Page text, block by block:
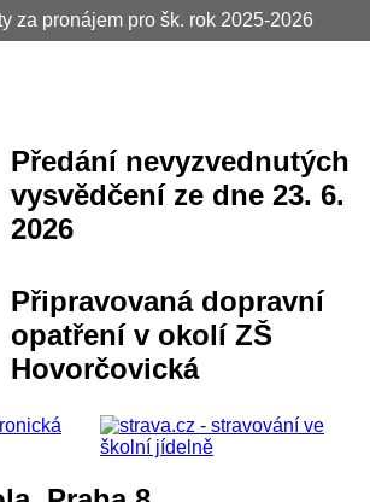
za pronájem pro šk. rok 2025-2026
Předání nevyzvednutých
vysvědčení ze dne 23. 6.
2026
Připravovaná dopravní
opatření v okolí ZŠ
Hovorčovická